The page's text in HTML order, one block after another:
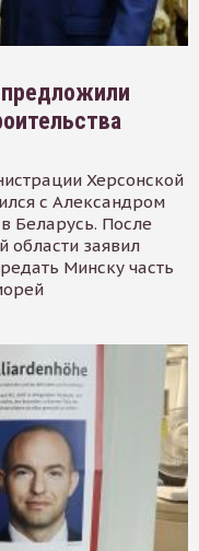
Херсонской
с Александром
Беларусь. После
области заявил
Минску часть